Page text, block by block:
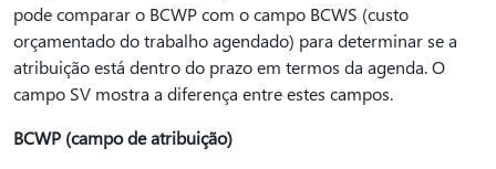
pode comparar o BCWP com o campo BCWS (custo
orçamentado do trabalho agendado) para determinar se a
atribuição está dentro do prazo em termos da agenda. O
campo SV mostra a diferença entre estes campos.
BCWP (campo de atribuição)